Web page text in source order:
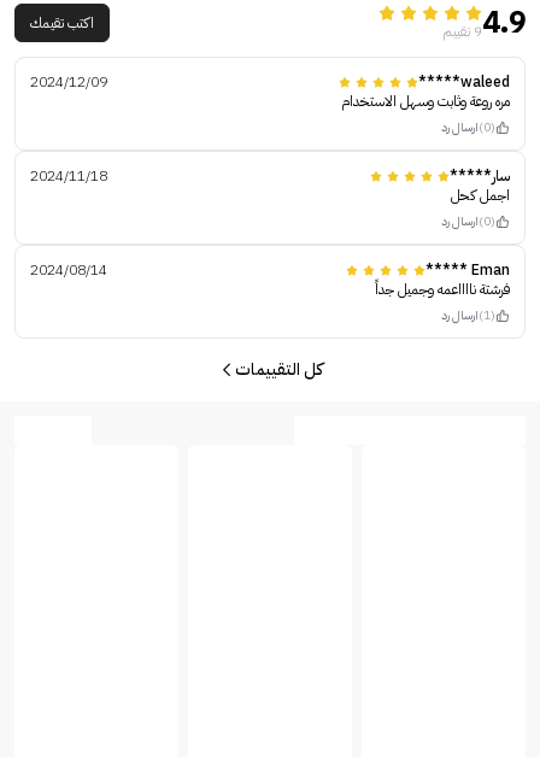
4.99 تقييم اكتب تقيمك
waleed*****
2024/12/09
مره روعة وثابت وسهل الاستخدام
(0) ارسال رد
سار*****
2024/11/18
اجمل كحل
(0) ارسال رد
Eman *****
2024/08/14
فرشتة نااااعمه وجميل جداً
(1) ارسال رد
كل التقييمات